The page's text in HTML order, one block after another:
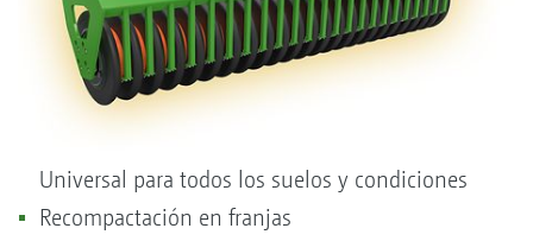
Universal para todos los suelos y condiciones
Recompactación en franjas